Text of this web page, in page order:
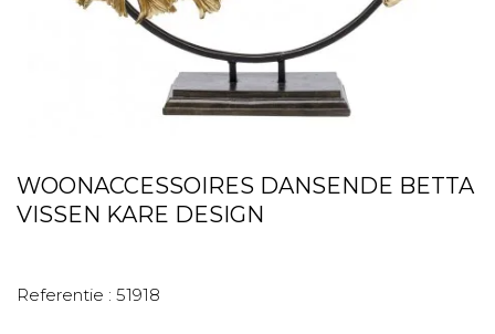
WOONACCESSOIRES DANSENDE BETTA
VISSEN KARE DESIGN
Referentie : 51918